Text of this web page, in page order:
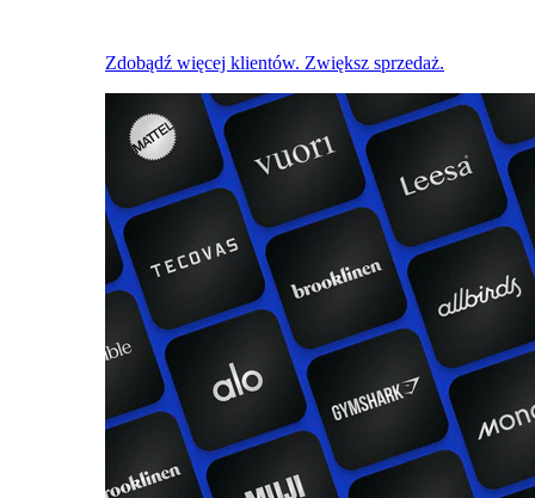
Zdobądź więcej klientów. Zwiększ sprzedaż.